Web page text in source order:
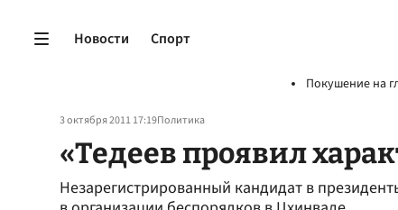
Новости Спорт
Покушение на
3 октября 2011 17:19Политика
«Тедеев проявил
Незарегистрированный кандидат в